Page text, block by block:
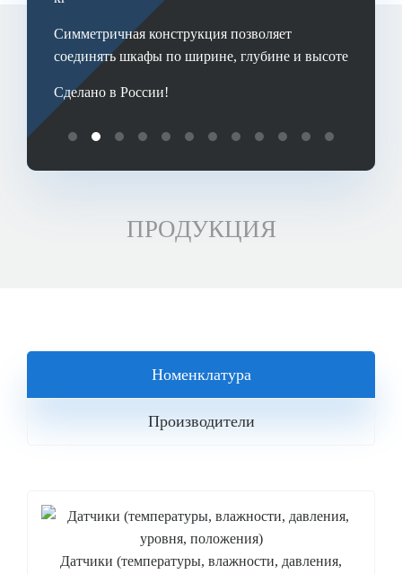
Симметричная конструкция позволяет
соединять шкафы по ширине, глубине и высоте
Сделано в России!
ПРОДУКЦИЯ
Номенклатура
Производители
Датчики (температуры, влажности, давления,